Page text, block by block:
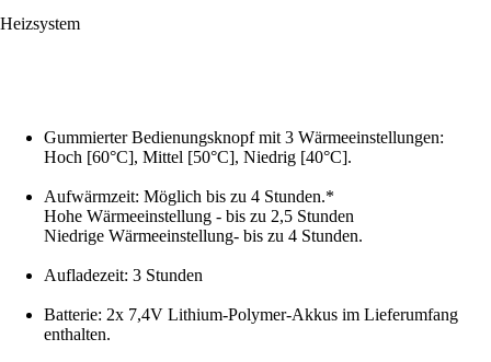
Heizsystem
Gummierter Bedienungsknopf mit 3 Wärmeeinstellungen:
Hoch [60°C], Mittel [50°C], Niedrig [40°C].
Aufwärmzeit: Möglich bis zu 4 Stunden.*
Hohe Wärmeeinstellung - bis zu 2,5 Stunden
Niedrige Wärmeeinstellung- bis zu 4 Stunden.
Aufladezeit: 3 Stunden
Batterie: 2x 7,4V Lithium-Polymer-Akkus im Lieferumfang
enthalten.